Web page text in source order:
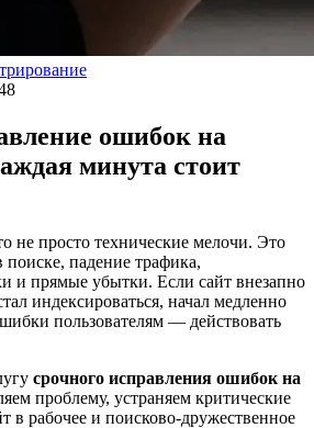
ошибок на
минута стоит
не просто технические мелочи. Это
падение трафика,
и прямые убытки. Если сайт внезапно
индексироваться, начал медленно
пользователям — действовать
срочного исправления ошибок на
проблему, устраняем критические
в рабочее и поисково-дружественное